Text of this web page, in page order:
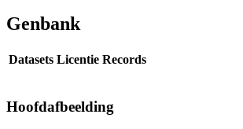
Genbank
Datasets Licentie Records
Hoofdafbeelding